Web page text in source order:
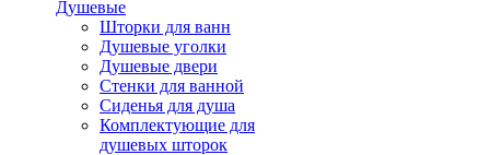
Душевые
Шторки для ванн
Душевые уголки
Душевые двери
Стенки для ванной
Сиденья для душа
Комплектующие для
душевых шторок